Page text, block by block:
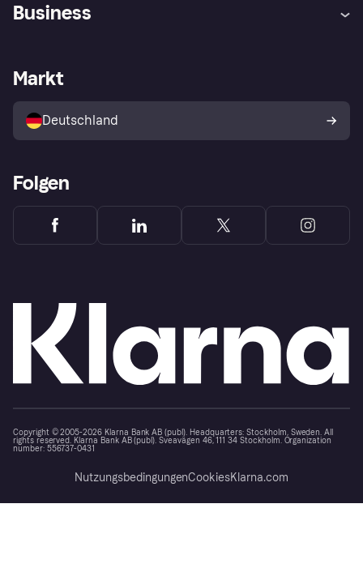
Klarna App
Shops entdecken
Käuferschutzrichtlinie
Dein Widerrufsrecht
Business
Händlerportal
Markt
Deutschland
Folgen
Copyright © 2005-2026 Klarna Bank AB (publ). Headquarters: Stockholm, Sweden. All
rights reserved. Klarna Bank AB (publ). Sveavägen 46, 111 34 Stockholm. Organization
number: 556737-0431
NutzungsbedingungenCookiesKlarna.com